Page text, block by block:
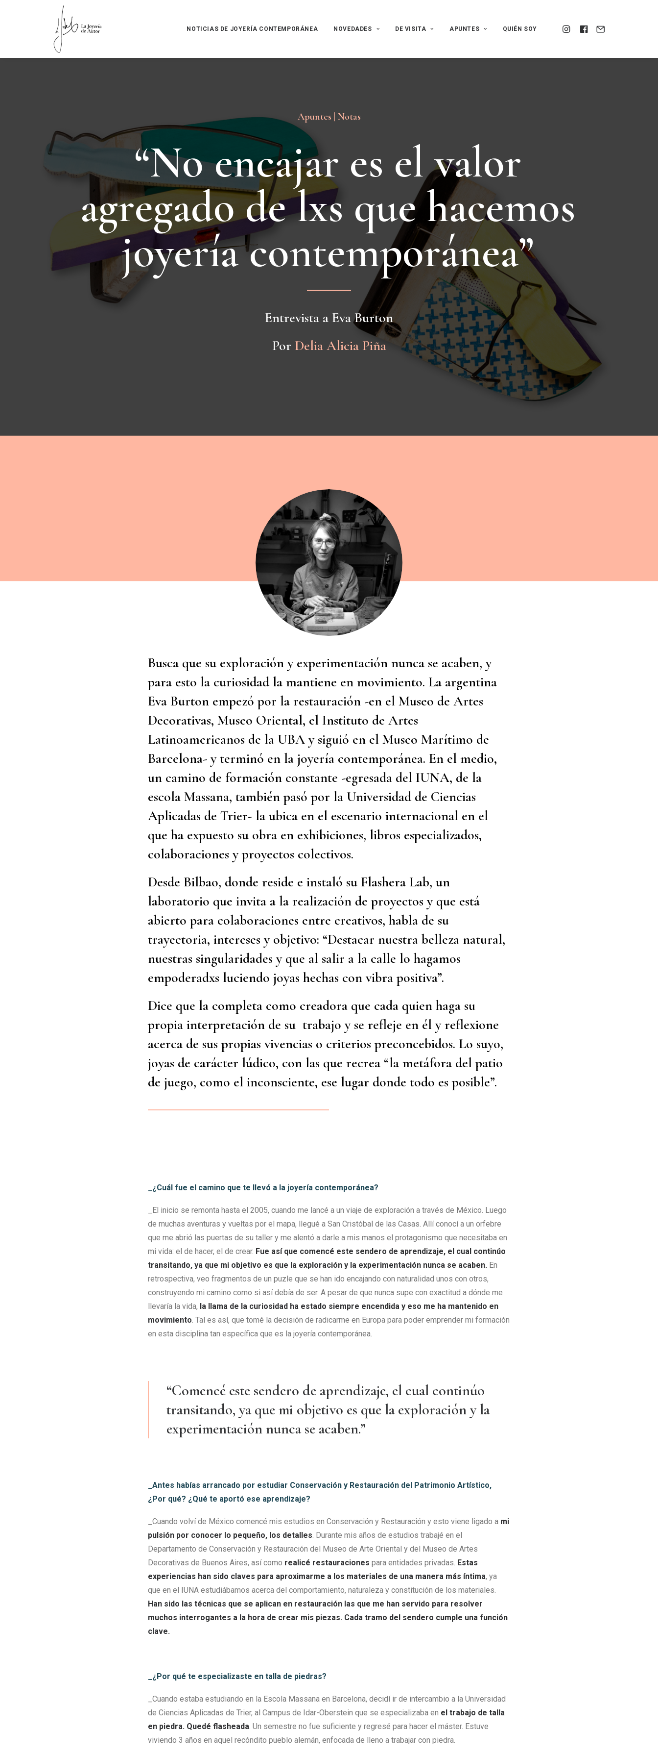
NOTICIAS DE JOYERÍA CONTEMPORÁNEA NOVEDADES DE VISITA APUNTES QUIÉN SOY
Apuntes | Notas
“Noencajar es el valor
agregadodelxs quehacemos
joyeríacontemporánea”
Entrevista a Eva Burton
Por Delia Alicia Piña
Busca que su exploración y experimentación nunca se acaben, y
para esto la curiosidad la mantiene en movimiento. La argentina
Eva Burton empezó por la restauración -en el Museo de Artes
Decorativas, Museo Oriental, el Instituto de Artes
Latinoamericanos de la UBA y siguió en el Museo Marítimo de
Barcelona- y terminó en la joyería contemporánea. En el medio,
un camino de formación constante -egresada del IUNA, de la
escola Massana, también pasó por la Universidad de Ciencias
Aplicadas de Trier- la ubica en el escenario internacional en el
que ha expuesto su obra en exhibiciones, libros especializados,
colaboraciones y proyectos colectivos.
Desde Bilbao, donde reside e instaló su Flashera Lab, un
laboratorio que invita a la realización de proyectos y que está
abierto para colaboraciones entre creativos, habla de su
trayectoria, intereses y objetivo: “Destacar nuestra belleza natural,
nuestras singularidades y que al salir a la calle lo hagamos
empoderadxs luciendo joyas hechas con vibra positiva”.
Dice que la completa como creadora que cada quien haga su
propia interpretación de su trabajo y se refleje en él y reflexione
acerca de sus propias vivencias o criterios preconcebidos. Lo suyo,
joyas de carácter lúdico, con las que recrea “la metáfora del patio
de juego, como el inconsciente, ese lugar donde todo es posible”.
_¿Cuál fue el camino que te llevó a la joyería contemporánea?
_El inicio se remonta hasta el 2005, cuando me lancé a un viaje de exploración a través de México. Luego
de muchas aventuras y vueltas por el mapa, llegué a San Cristóbal de las Casas. Allí conocí a un orfebre
que me abrió las puertas de su taller y me alentó a darle a mis manos el protagonismo que necesitaba en
mi vida: el de hacer, el de crear. Fue así que comencé este sendero de aprendizaje, el cual continúo
transitando, ya que mi objetivo es que la exploración y la experimentación nunca se acaben. En
retrospectiva, veo fragmentos de un puzle que se han ido encajando con naturalidad unos con otros,
construyendo mi camino como si así debía de ser. A pesar de que nunca supe con exactitud a dónde me
llevaría la vida, la llama de la curiosidad ha estado siempre encendida y eso me ha mantenido en
movimiento. Tal es así, que tomé la decisión de radicarme en Europa para poder emprender mi formación
en esta disciplina tan específica que es la joyería contemporánea.
“Comencé este sendero de aprendizaje, el cual continúo
transitando, ya que mi objetivo es que la exploración y la
experimentación nunca se acaben.”
_Antes habías arrancado por estudiar Conservación y Restauración del Patrimonio Artístico,
¿Por qué? ¿Qué te aportó ese aprendizaje?
_Cuando volví de México comencé mis estudios en Conservación y Restauración y esto viene ligado a mi
pulsión por conocer lo pequeño, los detalles. Durante mis años de estudios trabajé en el
Departamento de Conservación y Restauración del Museo de Arte Oriental y del Museo de Artes
Decorativas de Buenos Aires, así como realicé restauraciones para entidades privadas. Estas
experiencias han sido claves para aproximarme a los materiales de una manera más íntima, ya
que en el IUNA estudiábamos acerca del comportamiento, naturaleza y constitución de los materiales.
Han sido las técnicas que se aplican en restauración las que me han servido para resolver
muchos interrogantes a la hora de crear mis piezas. Cada tramo del sendero cumple una función
clave.
_¿Por qué te especializaste en talla de piedras?
_Cuando estaba estudiando en la Escola Massana en Barcelona, decidí ir de intercambio a la Universidad
de Ciencias Aplicadas de Trier, al Campus de Idar-Oberstein que se especializaba en el trabajo de talla
en piedra. Quedé flasheada. Un semestre no fue suficiente y regresé para hacer el máster. Estuve
viviendo 3 años en aquel recóndito pueblo alemán, enfocada de lleno a trabajar con piedra.